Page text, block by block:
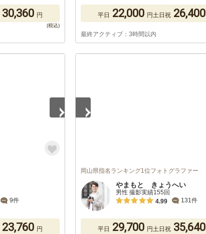
30,360 円 平日 22,000 円土日祝 26,400
最終アクティブ：3時間以内
9件
23,760 円
岡山県指名ランキング1位フォトグラファー
やまもと きょうへい
男性 撮影実績155回
4.99
131件
平日 29,700 円土日祝 35,640